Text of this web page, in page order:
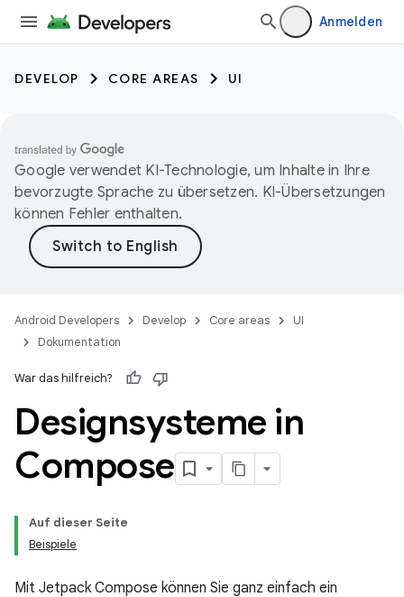
Anmelden
DEVELOP CORE AREAS UI
Google verwendet KI-Technologie, um Inhalte in Ihre
bevorzugte Sprache zu übersetzen. KI-Übersetzungen
können Fehler enthalten.
Android Developers Develop Core areas
UI
Dokumentation
War das hilfreich?
Designsysteme in
Compose
Auf dieser Seite
Beispiele
Mit Jetpack Compose können Sie ganz einfach ein